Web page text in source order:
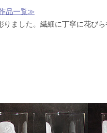
品一覧≫
ました。繊細に丁寧に花び